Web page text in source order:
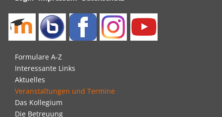
Navigation
überspringen
Formulare A-Z
Interessante Links
Aktuelles
Veranstaltungen und Termine
Das Kollegium
Die Betreuung